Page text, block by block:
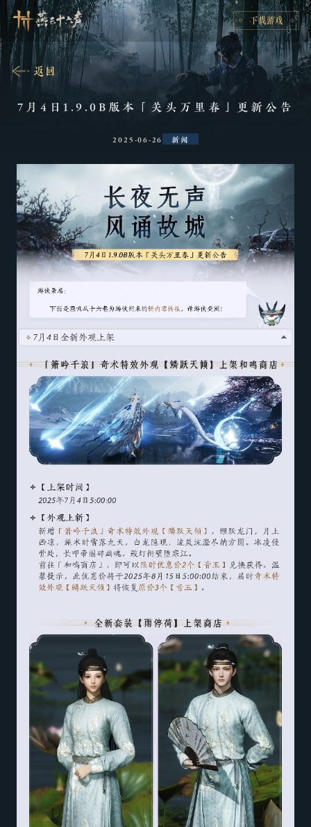
7月4日1.9.0B版本「关头万里春」更新公告
2025-06-26 新闻